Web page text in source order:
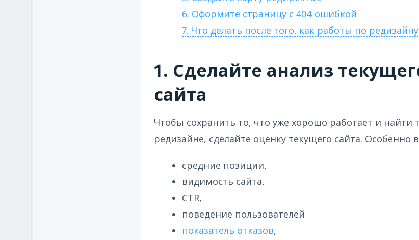
6. Оформите страницу с 404 ошибкой
7. Что делать после того, как работы по
1. Сделайте анализ
сайта
Чтобы сохранить то, что уже хорошо работает и найти
редизайне, сделайте оценку текущего сайта. Особенно
средние позиции,
видимость сайта,
CTR,
поведение пользователей
показатель отказов,